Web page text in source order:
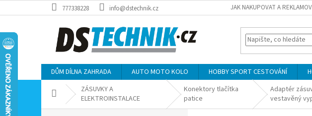
na
777338228 info@dstechnik.cz JAK NAKUPOVAT A
DŮM DÍLNA ZAHRADA AUTO MOTO KOLO HOBBY SPORT CESTOVÁNÍ
Domů ZÁSUVKY A
ELEKTROINSTALACE
Konektory tlačítka
patice
Adaptér
vestavěný